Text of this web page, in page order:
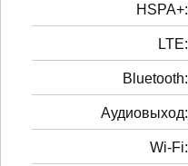
HSPA+:
LTE:
Bluetooth:
Аудиовыход:
Wi-Fi: